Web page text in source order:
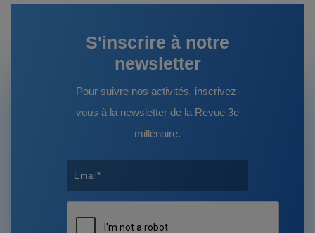
S'inscrire à notre
newsletter
Pour suivre nos activités, inscrivez-
vous à la newsletter de la Revue 3e
millénaire.